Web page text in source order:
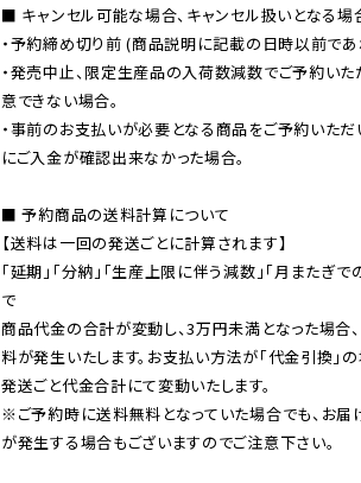
■ キャンセル可能な場合、キャンセル扱いとなる場
・予約締め切り前 (商品説明に記載の日時以前で
・発売中止、限定生産品の入荷数減数でご予約い
意できない場合。
・事前のお支払いが必要となる商品をご予約いただ
にご入金が確認出来なかった場合。
■ 予約商品の送料計算について
【送料は一回の発送ごとに計算されます】
「延期」「分納」「生産上限に伴う減数」「月またぎで
で
商品代金の合計が変動し、3万円未満となった場合
料が発生いたします。お支払い方法が「代金引換」
※ご予約時に送料無料となっていた場合でも、お届
が発生する場合もございますのでご注意下さい。